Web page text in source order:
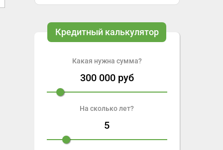
Кредитный калькулятор
Какая нужна сумма?
300 000руб
На сколько лет?
5